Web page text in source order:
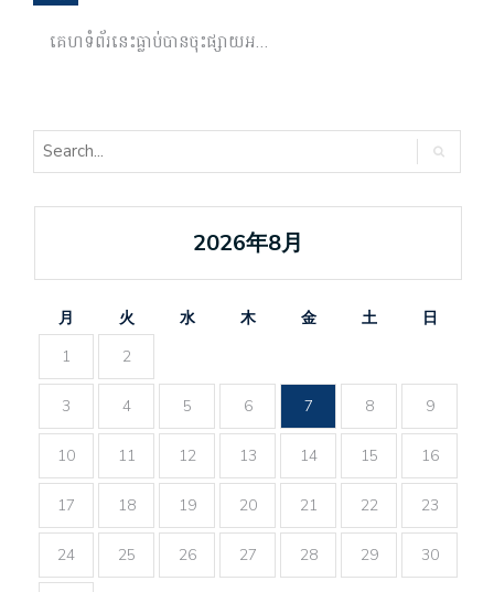
គេហទំព័រ​នេះ​ធ្លាប់​បាន​ចុះផ្សាយ​អ…
2026年8月
月 火 水 木 金 土
日
1
2
3 4 5 6 7 8 9
10 11 12 13 14 15 16
17 18 19 20 21 22 23
24 25 26 27 28 29 30